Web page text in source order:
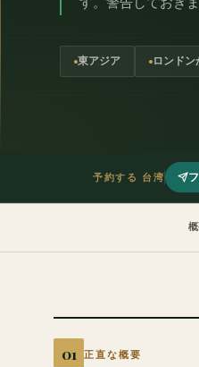
東アジア ロンドン
予約する 台湾
正直な概要